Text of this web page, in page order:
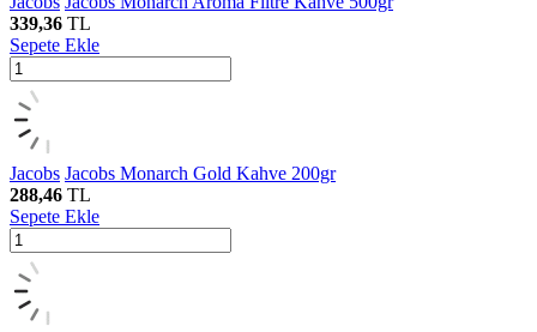
339,36 TL
Sepete Ekle
Jacobs Jacobs Monarch Gold Kahve 200gr
288,46 TL
Sepete Ekle